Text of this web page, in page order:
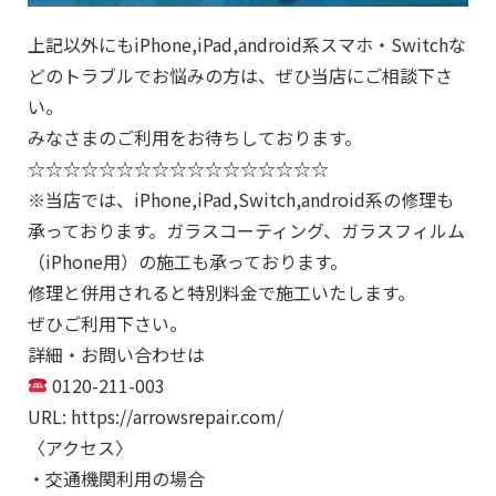
上記以外にもiPhone,iPad,android系スマホ・Switchな
どのトラブルでお悩みの方は、ぜひ当店にご相談下さ
い。
みなさまのご利用をお待ちしております。
☆☆☆☆☆☆☆☆☆☆☆☆☆☆☆☆☆
※当店では、iPhone,iPad,Switch,android系の修理も
承っております。ガラスコーティング、ガラスフィルム
（iPhone用）の施工も承っております。
修理と併用されると特別料金で施工いたします。
ぜひご利用下さい。
詳細・お問い合わせは
0120-211-003
URL: https://arrowsrepair.com/
〈アクセス〉
・交通機関利用の場合